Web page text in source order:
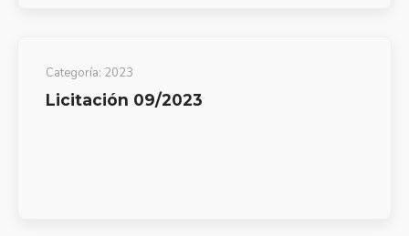
Categoría: 2023
Licitación 09/2023